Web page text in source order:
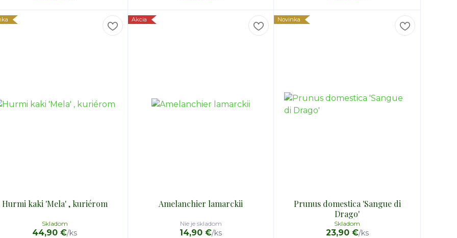
Hurmi kaki 'Mela' , kuriérom
44,90 €/ks
Skladom
Akcia
Amelanchier lamarckii
14,90 €/ks
Nie je skladom
Novinka
Prunus domestica 'Sangue di
Drago'
23,90 €/ks
Skladom